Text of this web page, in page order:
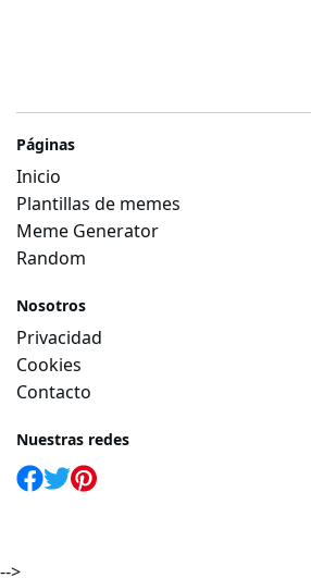
Páginas
Inicio
Plantillas de memes
Meme Generator
Random
Nosotros
Privacidad
Cookies
Contacto
Nuestras redes
-->